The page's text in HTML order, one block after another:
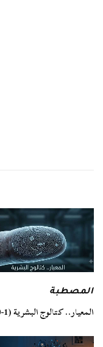
المصطبة
المعيار.. كتالوج البشرية (1-10)